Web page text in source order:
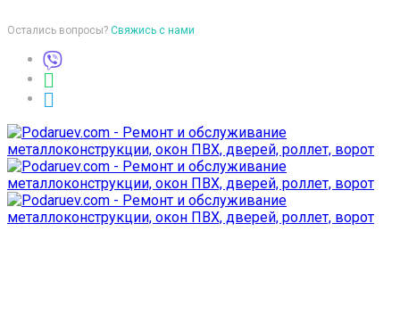
Остались вопросы? Свяжись с нами